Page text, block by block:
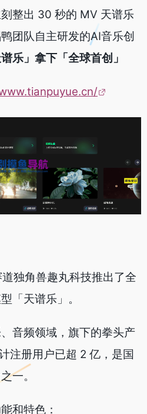
整出 30 秒的 MV 天谱乐
团队自主研发的AI音乐创
乐 」 拿下 「全球首创 」
独角兽趣丸科技推出了全
「天谱乐」。
音频领域，旗下的拳头产
注册用户已超 2 亿，是国
一。
和特色：